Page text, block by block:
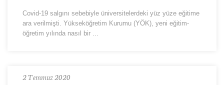
Covid-19 salgını sebebiyle üniversitelerdeki yüz yüze eğitime
ara verilmişti. Yükseköğretim Kurumu (YÖK), yeni eğitim-
öğretim yılında nasıl bir ...
2 Temmuz 2020